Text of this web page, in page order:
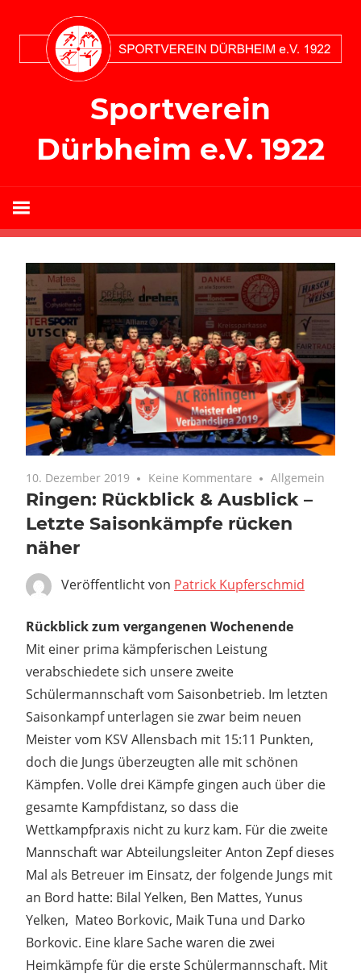
Inhalt
springen
Sportverein
Dürbheim e.V. 1922
10. Dezember 2019 Keine Kommentare Allgemein
Ringen: Rückblick & Ausblick –
Letzte Saisonkämpfe rücken
näher
Veröffentlicht von Patrick Kupferschmid
Rückblick zum vergangenen Wochenende
Mit einer prima kämpferischen Leistung
verabschiedete sich unsere zweite
Schülermannschaft vom Saisonbetrieb. Im letzten
Saisonkampf unterlagen sie zwar beim neuen
Meister vom KSV Allensbach mit 15:11 Punkten,
doch die Jungs überzeugten alle mit schönen
Kämpfen. Volle drei Kämpfe gingen auch über die
gesamte Kampfdistanz, so dass die
Wettkampfpraxis nicht zu kurz kam. Für die zweite
Mannschaft war Abteilungsleiter Anton Zepf dieses
Mal als Betreuer im Einsatz, der folgende Jungs mit
an Bord hatte: Bilal Yelken, Ben Mattes, Yunus
Yelken, Mateo Borkovic, Maik Tuna und Darko
Borkovic. Eine klare Sache waren die zwei
Heimkämpfe für die erste Schülermannschaft. Mit